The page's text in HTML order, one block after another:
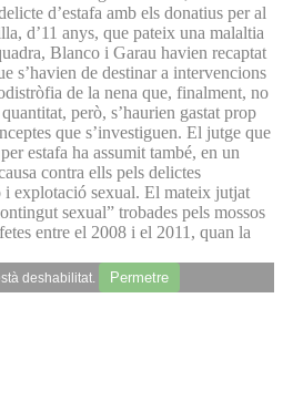
d’estafa amb els donatius per al
d’11 anys, que pateix una malaltia
Blanco i Garau havien recaptat
s’havien de destinar a intervencions
de la nena que, finalment, no
però, s’haurien gastat prop
que s’investiguen. El jutge que
estafa ha assumit també, en un
contra ells pels delictes
explotació sexual. El mateix jutjat
sexual” trobades pels mossos
entre el 2008 i el 2011, quan la
deshabilitat. Permetre